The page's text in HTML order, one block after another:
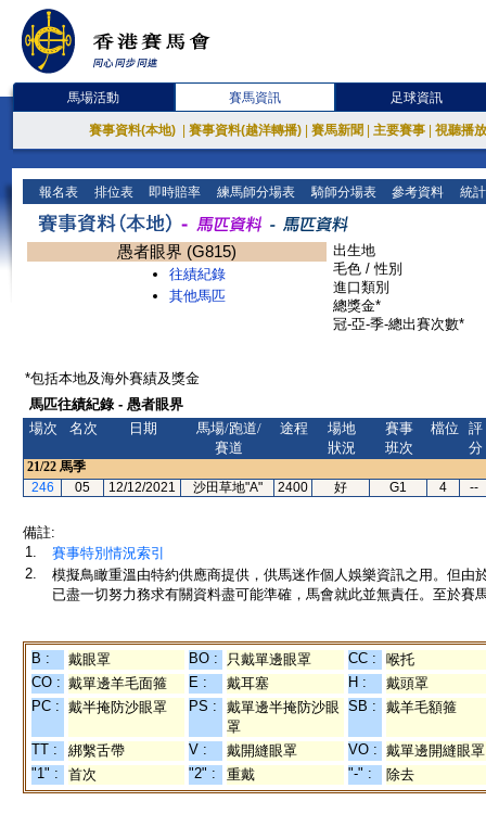
馬場活動 賽馬資訊 足球資訊
賽事資料(本地) 賽事資料(越洋轉播) 賽馬新聞 主要賽事 視聽播
報名表 排位表 即時賠率 練馬師分場表 騎師分場表 參考資料 統
愚者眼界 (G815)
往績紀錄
其他馬匹
出生地
毛色 / 性別
進口類別
總獎金*
冠-亞-季-總出賽次數*
*包括本地及海外賽績及獎金
馬匹往績紀錄 - 愚者眼界
場次
名次 日期
馬場/跑道/
賽道
途程
場地
狀況
賽事
班次
檔位
評
分
21/22 馬季
246
05 12/12/2021 沙田草地"A" 2400 好 G1 4 --
備註:
1.
賽事特別情況索引
2.
模擬鳥瞰重溫由特約供應商提供，供馬迷作個人娛樂資訊之用。但
已盡一切努力務求有關資料盡可能準確，馬會就此並無責任。至於賽
B : 戴眼罩 BO : 只戴單邊眼罩 CC :
喉托
CO : 戴單邊羊毛面箍 E : 戴耳塞 H :
戴頭罩
PC : 戴半掩防沙眼罩 PS :
戴單邊半掩防沙眼
罩
SB : 戴羊毛額箍
TT : 綁繫舌帶 V : 戴開縫眼罩 VO : 戴單邊開縫眼罩
"1" :
首次 "2" : 重戴 "-" : 除去